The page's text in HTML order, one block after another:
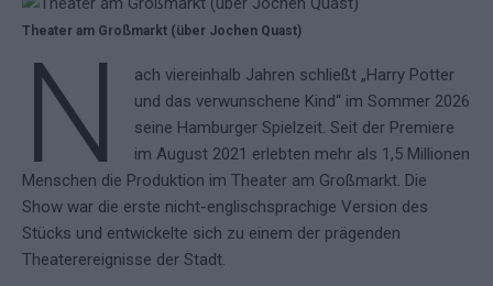
Theater am Großmarkt (über Jochen Quast)
N
ach viereinhalb Jahren schließt „Harry Potter
und das verwunschene Kind“ im Sommer 2026
seine Hamburger Spielzeit. Seit der Premiere
im August 2021 erlebten mehr als 1,5 Millionen
Menschen die Produktion im Theater am Großmarkt. Die
Show war die erste nicht-englischsprachige Version des
Stücks und entwickelte sich zu einem der prägenden
Theaterereignisse der Stadt.